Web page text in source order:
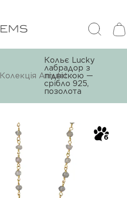
Колекція Amulet
Кольє Lucky
лабрадор з
підвіскою —
срібло 925,
позолота
6